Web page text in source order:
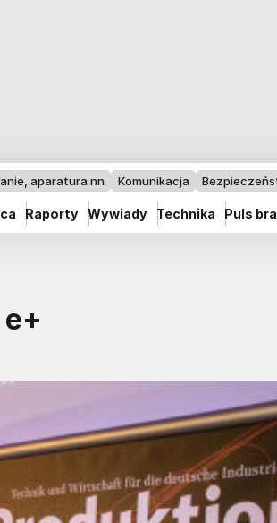
aparatura nn Komunikacja
Raporty Wywiady Technika Puls